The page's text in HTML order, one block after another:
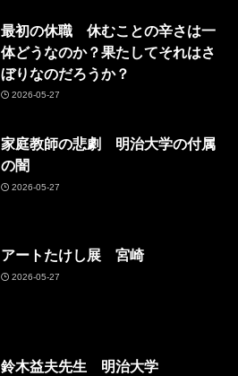
最初の休職 休むことの辛さは一
体どうなのか？果たしてそれはさ
ぼりなのだろうか？
2026-05-27
家庭教師の悲劇 明治大学の付属
の闇
2026-05-27
アートたけし展 宮崎
2026-05-27
鈴木益夫先生 明治大学